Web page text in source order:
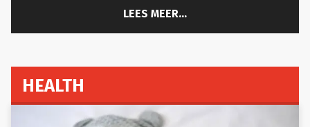
LEES MEER...
HEALTH